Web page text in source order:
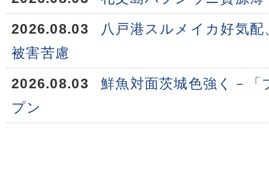
2026.08.03
八戸港スルメイカ好気
被害苦慮
2026.08.03
鮮魚対面茨城色強く－
プン